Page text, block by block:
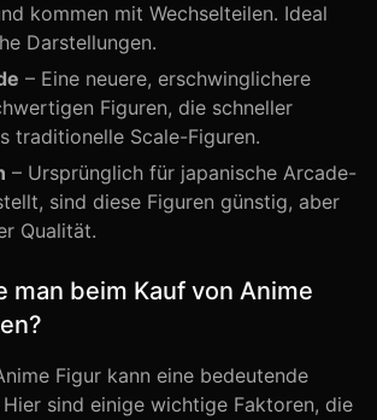
kommen mit Wechselteilen. Ideal
Darstellungen.
– Eine neuere, erschwinglichere
Figuren, die schneller
traditionelle Scale-Figuren.
– Ursprünglich für japanische Arcade-
sind diese Figuren günstig, aber
Qualität.
man beim Kauf von Anime
Figur kann eine bedeutende
sind einige wichtige Faktoren, die